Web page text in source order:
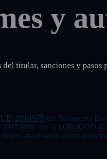
y
titular, sanciones y pasos
2016/679 del Parlamento
2018 junto con la LOPDGDD
las personas cuyos